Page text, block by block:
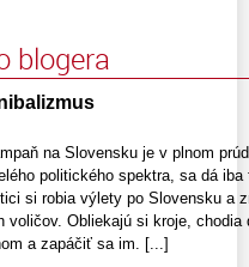
blogera
na Slovensku je v plnom
politického spektra, sa dá
si robia výlety po Slovensku a
voličov. Obliekajú si kroje,
a zapáčiť sa im. [...]